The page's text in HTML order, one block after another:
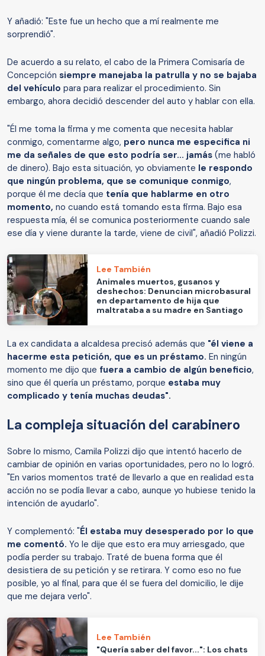
Y añadió: "Este fue un hecho que a mí realmente me
sorprendió".
De acuerdo a su relato, el cabo de la Primera Comisaría de
Concepción siempre manejaba la patrulla y no se bajaba
del vehículo para para realizar el procedimiento. Sin
embargo, ahora decidió descender del auto y hablar con ella.
"Él me toma la firma y me comenta que necesita hablar
conmigo, comentarme algo, pero nunca me especifica ni
me da señales de que esto podría ser... jamás (me habló
de dinero). Bajo esta situación, yo obviamente le respondo
que ningún problema, que se comunique conmigo,
porque él me decía que tenía que hablarme en otro
momento, no cuando está tomando esta firma. Bajo esa
respuesta mía, él se comunica posteriormente cuando sale
ese día y viene durante la tarde, viene de civil", añadió Polizzi.
Lee También
Animales muertos, gusanos y
deshechos: Denuncian microbasural
en departamento de hija que
maltrataba a su madre en Santiago
La ex candidata a alcaldesa precisó además que "él viene a
hacerme esta petición, que es un préstamo. En ningún
momento me dijo que fuera a cambio de algún beneficio,
sino que él quería un préstamo, porque estaba muy
complicado y tenía muchas deudas".
La compleja situación del carabinero
Sobre lo mismo, Camila Polizzi dijo que intentó hacerlo de
cambiar de opinión en varias oportunidades, pero no lo logró.
"En varios momentos traté de llevarlo a que en realidad esta
acción no se podía llevar a cabo, aunque yo hubiese tenido la
intención de ayudarlo".
Y complementó: "Él estaba muy desesperado por lo que
me comentó. Yo le dije que esto era muy arriesgado, que
podía perder su trabajo. Traté de buena forma que él
desistiera de su petición y se retirara. Y como eso no fue
posible, yo al final, para que él se fuera del domicilio, le dije
que me dejara verlo".
Lee También
"Quería saber del favor...": Los chats